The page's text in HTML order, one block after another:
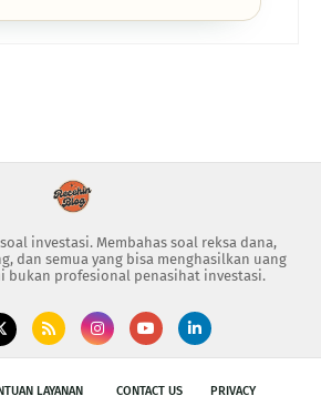
investasi. Membahas soal reksa dana,
dan semua yang bisa menghasilkan uang
bukan profesional penasihat investasi.
LAYANAN CONTACT US PRIVACY